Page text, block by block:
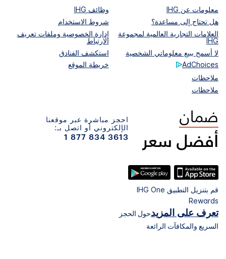
معلومات عن IHG
وظائف IHG
هل تحتاج إلى مساعدة؟
شروط الاستخدام
العلامات التجارية العالمية لمجموعة
IHG
إدارة الخصوصية وملفات تعريف
الارتباط
لا أسمح ببيع معلوماتي الشخصية
استكشف الفنادق
AdChoices
خريطة الموقع
ملاحظات
ملاحظات
احجز مباشرة عبر موقعنا
الإلكتروني أو اتصل بـ:
1 877 834 3613
قم بتنزيل التطبيق IHG One
Rewards
تعرف على المزيدحول الحجز
السريع والمكافآت الرائعة